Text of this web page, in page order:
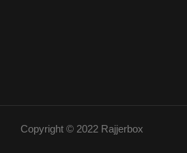
Copyright © 2022 Rajjerbox